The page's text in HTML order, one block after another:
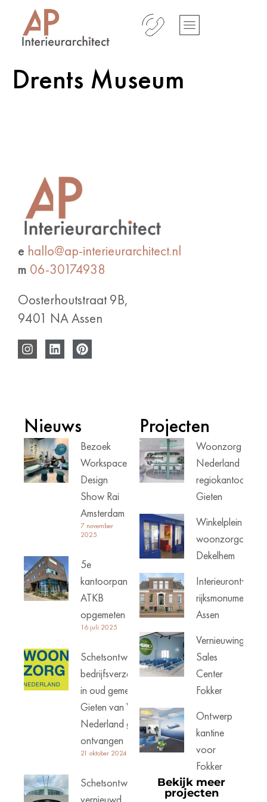
Drents Museum
e hallo@ap-interieurarchitect.nl
m 06-30174938
Oosterhoutstraat 9B,
9401 NA Assen
Nieuws
Bezoek
Workspace
Design
Show Rai
Amsterdam
7 november
2025
5e
kantoorpand
ATKB
opgemeten
16 juli 2025
Schetsontwerp
bedrijfsverzamelgebouw
in oud gemeentehuis
Gieten van Woonzorg
Nederland goed
ontvangen
21 oktober 2024
Schetsontwerp
vernieuwd
Projecten
Woonzorg
Nederland
regiokantoor
Gieten
Winkelplein
Dekelhem
Interieurontwerp
rijksmonument
Assen
Vernieuwing
Sales
Center
Fokker
Ontwerp
kantine
voor
Fokker
Bekijk meer
projecten